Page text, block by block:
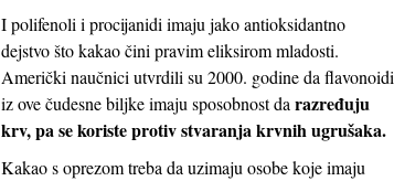
I polifenoli i procijanidi imaju jako antioksidantno
dejstvo što kakao čini pravim eliksirom mladosti.
Američki naučnici utvrdili su 2000. godine da flavonoidi
iz ove čudesne biljke imaju sposobnost da razređuju
krv, pa se koriste protiv stvaranja krvnih ugrušaka.
Kakao s oprezom treba da uzimaju osobe koje imaju